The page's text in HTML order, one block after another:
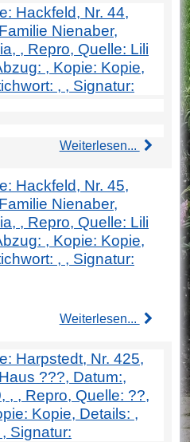
Hackfeld, Nr. 44,
Nienaber,
, Repro, Quelle: Lili
, Kopie: Kopie,
, , Signatur:
Weiterlesen...
Hackfeld, Nr. 45,
Nienaber,
, Repro, Quelle: Lili
, Kopie: Kopie,
, , Signatur:
Weiterlesen...
Harpstedt, Nr. 425,
???, Datum:,
, , Repro, Quelle: ??,
Kopie, Details: ,
Signatur: